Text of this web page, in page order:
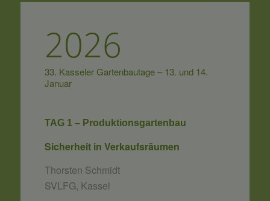
2026
33. Kasseler Gartenbautage – 13. und 14.
Januar
TAG 1 – Produktionsgartenbau
Sicherheit in Verkaufsräumen
Thorsten Schmidt
SVLFG, Kassel